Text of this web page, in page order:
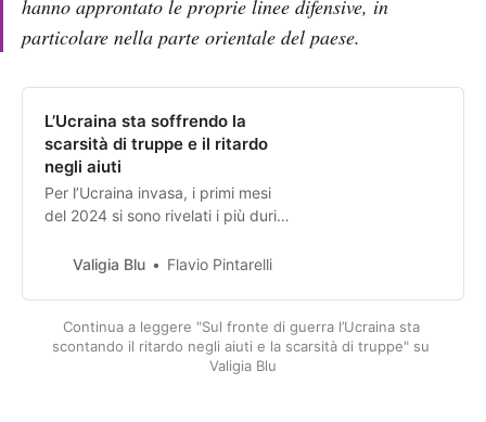
hanno approntato le proprie linee difensive, in
particolare nella parte orientale del paese.
L’Ucraina sta soffrendo la
scarsità di truppe e il ritardo
negli aiuti
Per l’Ucraina invasa, i primi mesi
del 2024 si sono rivelati i più duri
larga scala iniziata nel febbraio di
Valigia Blu Flavio Pintarelli
Continua a leggere "Sul fronte di guerra l’Ucraina sta
scontando il ritardo negli aiuti e la scarsità di truppe" su
Valigia Blu